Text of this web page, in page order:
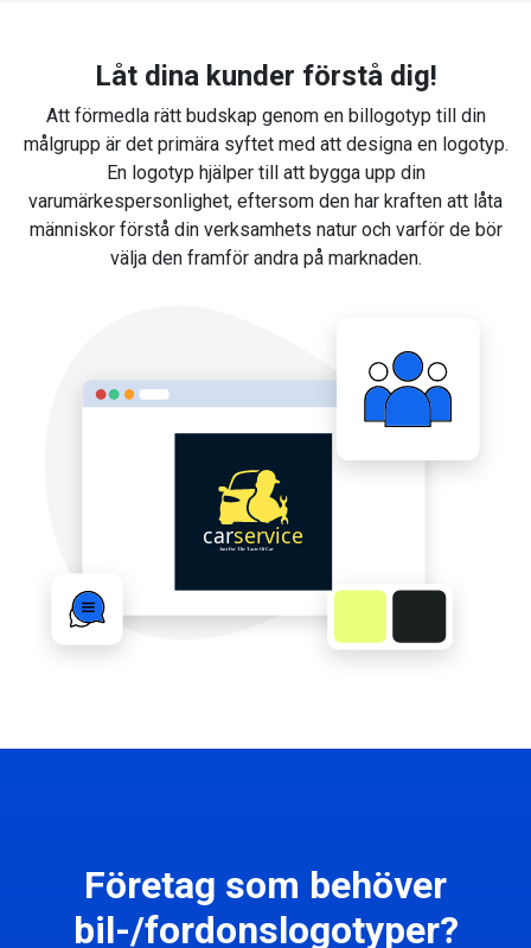
Låt dina kunder förstå dig!
Att förmedla rätt budskap genom en billogotyp till din
målgrupp är det primära syftet med att designa en logotyp.
En logotyp hjälper till att bygga upp din
varumärkespersonlighet, eftersom den har kraften att låta
människor förstå din verksamhets natur och varför de bör
välja den framför andra på marknaden.
Företag som behöver
bil-/fordonslogotyper?